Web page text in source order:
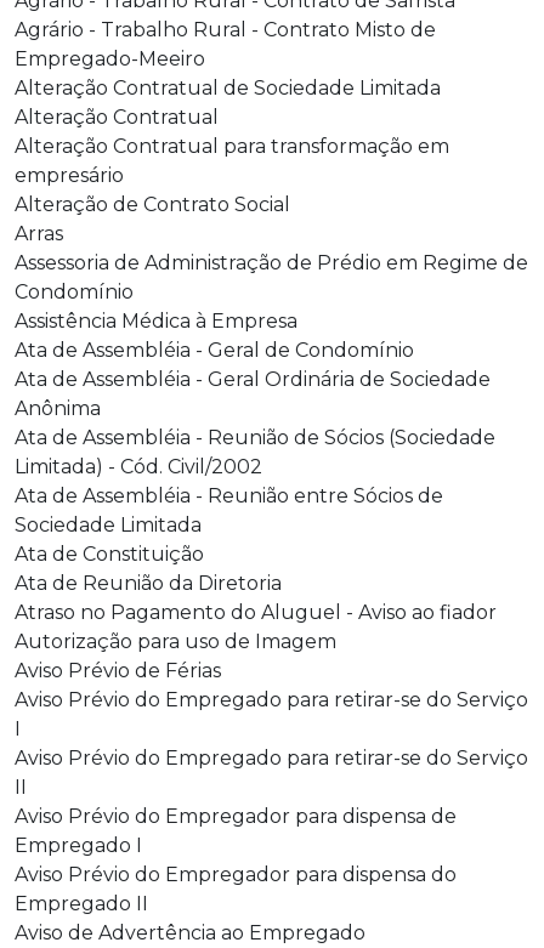
Agrário - Trabalho Rural - Contrato Misto de
Empregado-Meeiro
Alteração Contratual de Sociedade Limitada
Alteração Contratual
Alteração Contratual para transformação em
empresário
Alteração de Contrato Social
Arras
Assessoria de Administração de Prédio em Regime de
Condomínio
Assistência Médica à Empresa
Ata de Assembléia - Geral de Condomínio
Ata de Assembléia - Geral Ordinária de Sociedade
Anônima
Ata de Assembléia - Reunião de Sócios (Sociedade
Limitada) - Cód. Civil/2002
Ata de Assembléia - Reunião entre Sócios de
Sociedade Limitada
Ata de Constituição
Ata de Reunião da Diretoria
Atraso no Pagamento do Aluguel - Aviso ao fiador
Autorização para uso de Imagem
Aviso Prévio de Férias
Aviso Prévio do Empregado para retirar-se do Serviço
I
Aviso Prévio do Empregado para retirar-se do Serviço
II
Aviso Prévio do Empregador para dispensa de
Empregado I
Aviso Prévio do Empregador para dispensa do
Empregado II
Aviso de Advertência ao Empregado